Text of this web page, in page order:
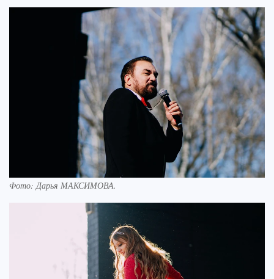
Фото: Дарья МАКСИМОВА.